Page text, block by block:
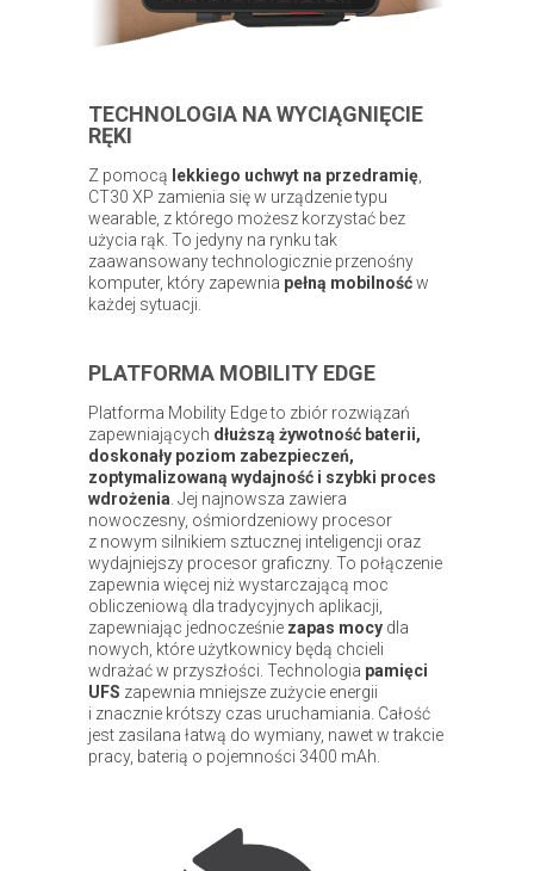
TECHNOLOGIA NA WYCIĄGNIĘCIE
RĘKI
Z pomocą lekkiego uchwyt na przedramię
CT30 XP zamienia się w urządzenie typu
wearable, z którego możesz korzystać bez
użycia rąk. To jedyny na rynku tak
zaawansowany technologicznie przenośny
komputer, który zapewnia pełną mobilnośćw
każdej sytuacji.
PLATFORMA MOBILITY EDGE
Platforma Mobility Edge to zbiór rozwiązań
zapewniających dłuższą żywotność baterii,
doskonały poziom zabezpieczeń,
zoptymalizowaną wydajność i szybki proces
wdrożenia . Jej najnowsza zawiera
nowoczesny, ośmiordzeniowy procesor
z nowym silnikiem sztucznej inteligencji oraz
wydajniejszy procesor graficzny. To połączenie
zapewnia więcej niż wystarczającą moc
obliczeniową dla tradycyjnych aplikacji,
zapewniając jednocześnie zapas mocy dla
nowych, które użytkownicy będą chcieli
wdrażać w przyszłości. Technologia pamięci
UFS zapewnia mniejsze zużycie energii
i znacznie krótszy czas uruchamiania. Całość
jest zasilana łatwą do wymiany, nawet w trakcie
pracy, baterią o pojemności 3400 mAh.